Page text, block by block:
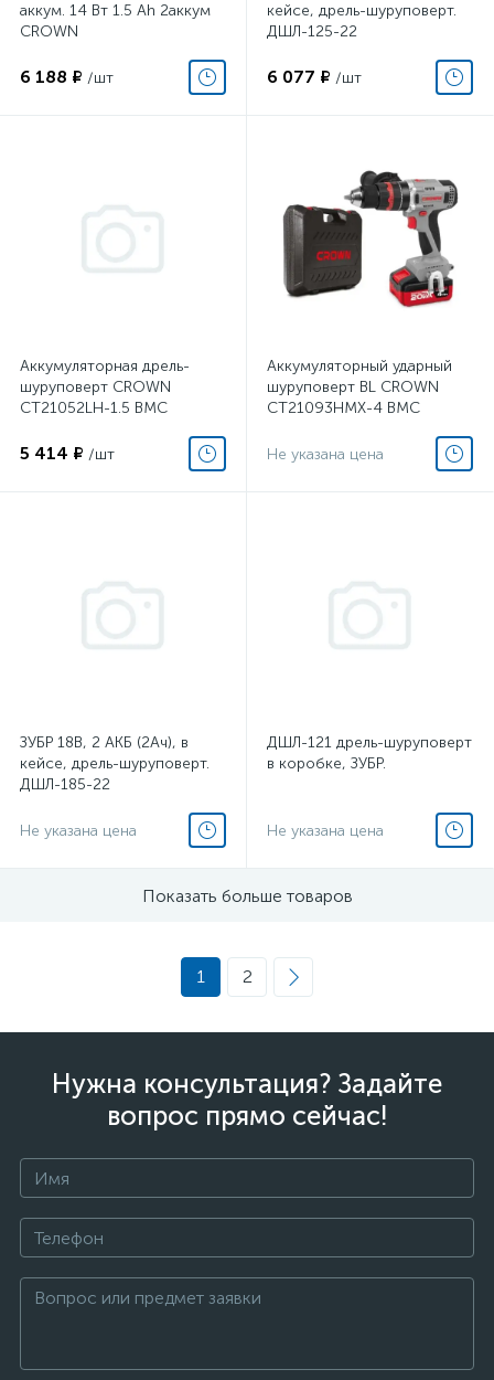
аккум. 14 Вт 1.5 Ah 2аккум
CROWN
6 188 ₽ /шт
кейсе, дрель-шуруповерт.
ДШЛ-125-22
6 077 ₽ /шт
Аккумуляторная дрель-
шуруповерт CROWN
CT21052LH-1.5 BMC
5 414 ₽ /шт
Аккумуляторный ударный
шуруповерт BL CROWN
CT21093HMX-4 BMC
Не указана цена
ЗУБР 18В, 2 АКБ (2Ач), в
кейсе, дрель-шуруповерт.
ДШЛ-185-22
Не указана цена
ДШЛ-121 дрель-шуруповерт
в коробке, ЗУБР.
Не указана цена
Показать больше товаров
1 2
Нужна консультация? Задайте
вопрос прямо сейчас!